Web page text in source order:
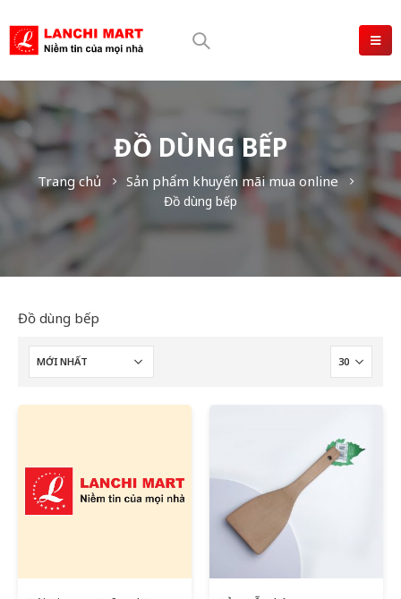
ĐỒ DÙNG BẾP
Trang chủ Sản phẩm khuyến mãi mua online
Đồ dùng bếp
Đồ dùng bếp